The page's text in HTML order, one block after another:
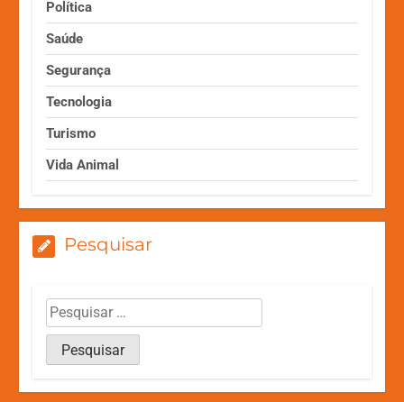
Política
Saúde
Segurança
Tecnologia
Turismo
Vida Animal
Pesquisar